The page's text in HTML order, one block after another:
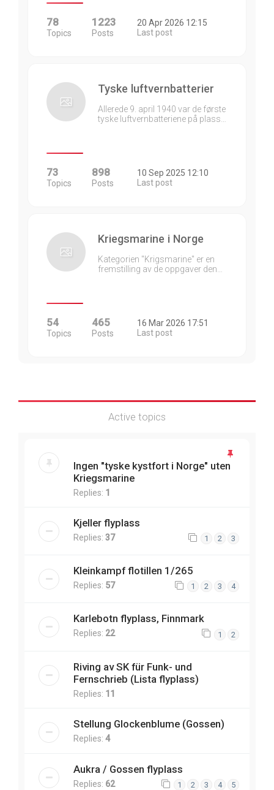
78
Topics
1223
Posts
20 Apr 2026 12:15
Last post
Tyske luftvernbatterier
Allerede 9. april 1940 var de første
tyske luftvernbatteriene på plass…
73
Topics
898
Posts
10 Sep 2025 12:10
Last post
Kriegsmarine i Norge
Kategorien "Krigsmarine" er en
fremstilling av de oppgaver den…
54
Topics
465
Posts
16 Mar 2026 17:51
Last post
Active topics
Ingen "tyske kystfort i Norge" uten
Kriegsmarine
Replies: 1
Kjeller flyplass
Replies: 37 1 2 3
Kleinkampf flotillen 1/265
Replies: 57 1 2 3 4
Karlebotn flyplass, Finnmark
Replies: 22 1 2
Riving av SK für Funk- und
Fernschrieb (Lista flyplass)
Replies: 11
Stellung Glockenblume (Gossen)
Replies: 4
Aukra / Gossen flyplass
Replies: 62 1 2 3 4 5